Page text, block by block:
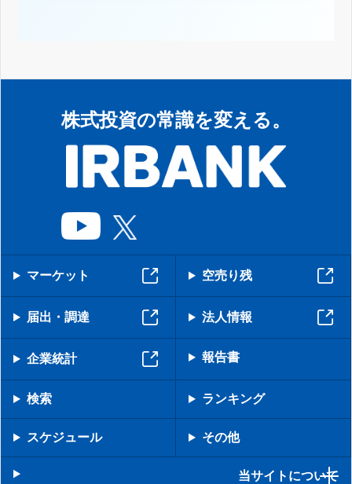
株式投資の常識を変える。
マーケット 空売り残
届出・調達 法人情報
企業統計 報告書
検索 ランキング
スケジュール その他
当サイトについて